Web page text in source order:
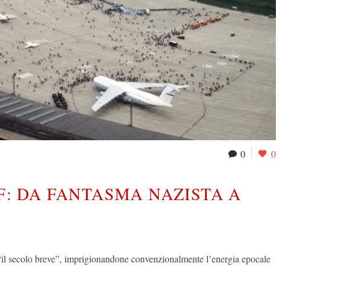
0 0
DA FANTASMA NAZISTA A
breve”, imprigionandone convenzionalmente l’energia epocale